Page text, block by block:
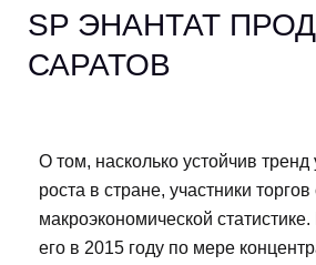
SP ЭНАНТАТ
САРАТОВ
О том, насколько устойчив тренд
роста в стране, участники торгов
макроэкономической
его в 2015 году по мере